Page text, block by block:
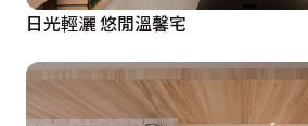
日光輕灑 悠閒溫馨宅